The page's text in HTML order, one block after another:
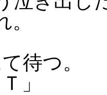
待つ。
」